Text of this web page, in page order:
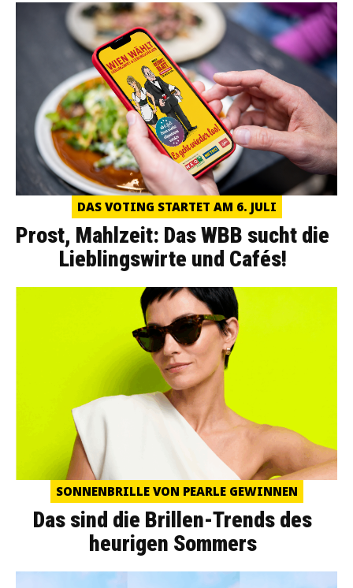
DAS VOTING STARTET AM 6. JULI
Prost, Mahlzeit: Das WBB sucht die
Lieblingswirte und Cafés!
SONNENBRILLE VON PEARLE GEWINNEN
Das sind die Brillen-Trends des
heurigen Sommers